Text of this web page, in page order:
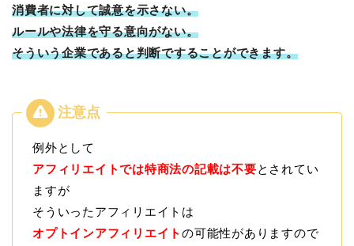
消費者に対して誠意を示さない。
ルールや法律を守る意向がない。
そういう企業であると判断ですることができます。
例外として
アフィリエイトでは特商法の記載は不要とされてい
ますが
そういったアフィリエイトは
オプトインアフィリエイトの可能性がありますので